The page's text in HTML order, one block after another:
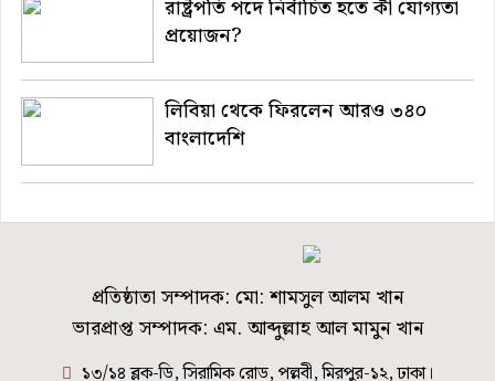
রাষ্ট্রপতি পদে নির্বাচিত হতে কী যোগ্যতা
প্রয়োজন?
লিবিয়া থেকে ফিরলেন আরও ৩৪০
বাংলাদেশি
প্রতিষ্ঠাতা সম্পাদক: মো: শামসুল আলম খান
ভারপ্রাপ্ত সম্পাদক: এম. আব্দুল্লাহ আল মামুন খান
১৩/১৪ ব্লক-ডি, সিরামিক রোড, পল্লবী, মিরপুর-১২, ঢাকা।